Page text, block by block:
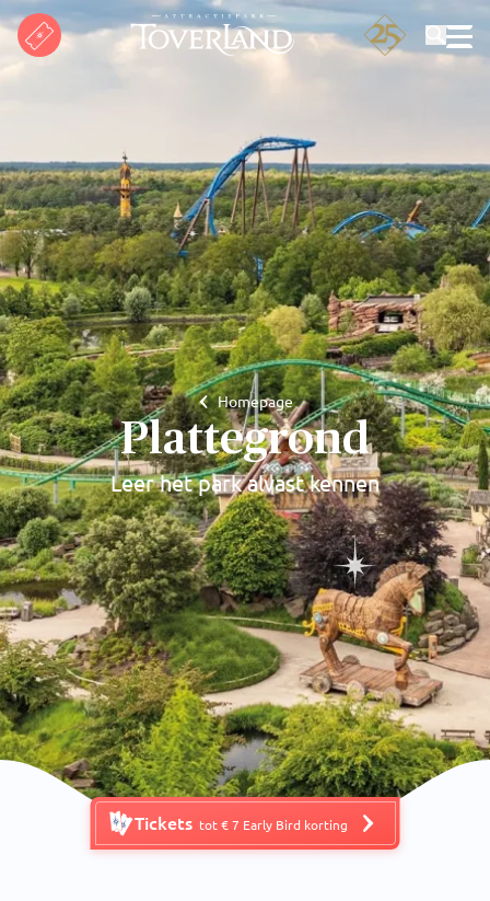
Homepage
Plattegrond
Leer het park alvast kennen
Tickets tot € 7 Early Bird korting